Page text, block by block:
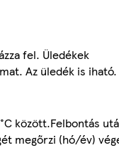
fel. Üledékek
Az üledék is
között.Felbontás
megőrzi (hó/év)